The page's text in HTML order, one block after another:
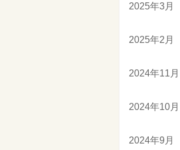
2025年3月
2025年2月
2024年11月
2024年10月
2024年9月